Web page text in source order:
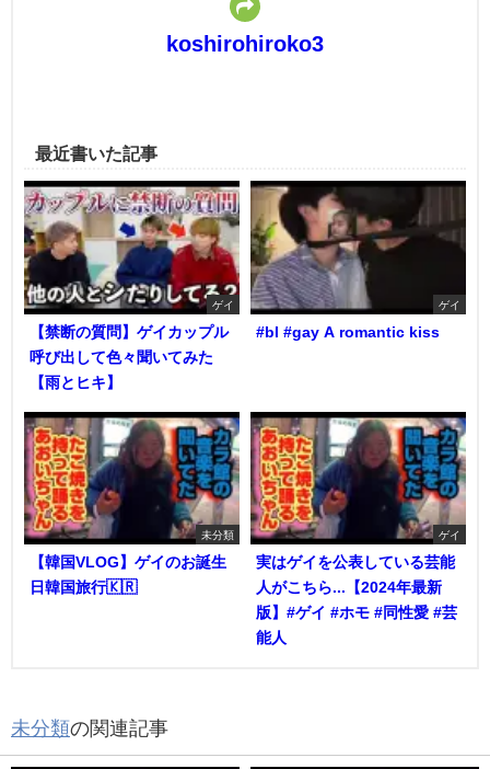
koshirohiroko3
最近書いた記事
ゲイ
【禁断の質問】ゲイカップル
呼び出して色々聞いてみた
【雨とヒキ】
ゲイ
#bl #gay A romantic kiss
未分類
【韓国VLOG】ゲイのお誕生
日韓国旅行🇰🇷
ゲイ
実はゲイを公表している芸能
人がこちら...【2024年最新
版】#ゲイ #ホモ #同性愛 #芸
能人
未分類の関連記事